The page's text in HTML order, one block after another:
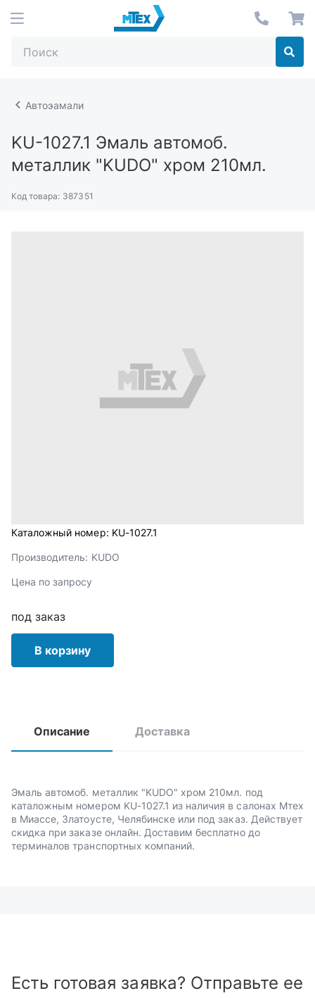
Автоэамали
KU-1027.1 Эмаль автомоб.
металлик "KUDO" хром 210мл.
Код товара: 387351
Каталожный номер: KU-1027.1
Производитель: KUDO
Цена по запросу
под заказ
В корзину
Описание Доставка
Эмаль автомоб. металлик "KUDO" хром 210мл. под
каталожным номером KU-1027.1 из наличия в салонах Мтех
в Миассе, Златоусте, Челябинске или под заказ. Действует
скидка при заказе онлайн. Доставим бесплатно до
терминалов транспортных компаний.
Есть готовая заявка? Отправьте ее